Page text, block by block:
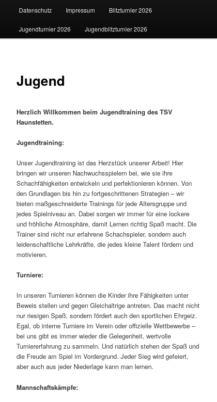
Datenschutz Impressum Blitzturnier 2026
Jugendturnier 2026 Jugendblitzturnier 2026
Jugend
Herzlich Willkommen beim Jugendtraining des TSV
Haunstetten.
Jugendtraining:
Unser Jugendtraining ist das Herzstück unserer Arbeit! Hier
bringen wir unseren Nachwuchsspielern bei, wie sie ihre
Schachfähigkeiten entwickeln und perfektionieren können. Von
den Grundlagen bis hin zu fortgeschrittenen Strategien – wir
bieten maßgeschneiderte Trainings für jede Altersgruppe und
jedes Spielniveau an. Dabei sorgen wir immer für eine lockere
und fröhliche Atmosphäre, damit Lernen richtig Spaß macht. Die
Trainer sind nicht nur erfahrene Schachspieler, sondern auch
leidenschaftliche Lehrkräfte, die jedes kleine Talent fördern und
motivieren.
Turniere:
In unseren Turnieren können die Kinder ihre Fähigkeiten unter
Beweis stellen und gegen Gleichaltrige antreten. Das macht nicht
nur riesigen Spaß, sondern fördert auch den sportlichen Ehrgeiz.
Egal, ob interne Turniere im Verein oder offizielle Wettbewerbe –
bei uns gibt es immer wieder die Gelegenheit, wertvolle
Turniererfahrung zu sammeln. Und natürlich stehen der Spaß und
die Freude am Spiel im Vordergrund. Jeder Sieg wird gefeiert,
aber auch aus jeder Niederlage kann man lernen.
Mannschaftskämpfe: